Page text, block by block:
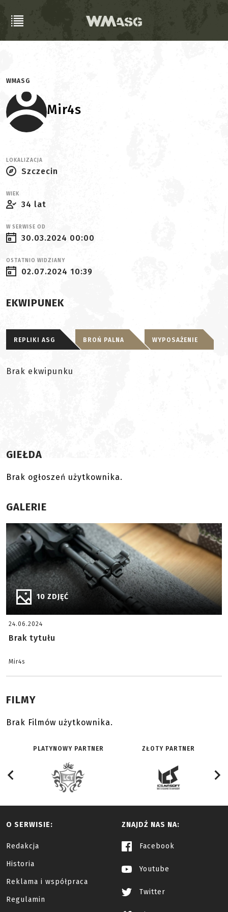
WMASG
Mir4s
LOKALIZACJA
Szczecin
WIEK
34 lat
W SERWISE OD
30.03.2024 00:00
OSTATNIO WIDZIANY
02.07.2024 10:39
EKWIPUNEK
REPLIKI ASG BROŃ PALNA WYPOSAŻENIE
Brak ekwipunku
GIEŁDA
Brak ogłoszeń użytkownika.
GALERIE
10 ZDJĘĆ
24.06.2024
Brak tytułu
Mir4s
FILMY
Brak Filmów użytkownika.
PLATYNOWY PARTNER ZŁOTY PARTNER
O SERWISIE:
Redakcja
Historia
Reklama i współpraca
Regulamin
ZNAJDŹ NAS NA:
Facebook
Youtube
Twitter